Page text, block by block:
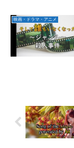
映画・ドラマ・アニメ